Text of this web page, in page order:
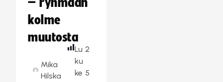
– ryhmään
kolme
muutosta
Mika
Hilska
Lu
ku
ke
2
5